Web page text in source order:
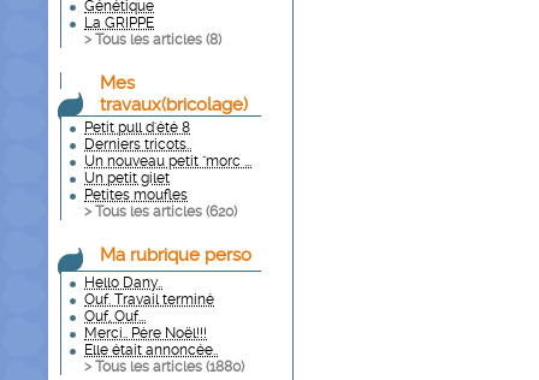
Génétique
La GRIPPE
> Tous les articles (8)
Mes
travaux(bricolage)
Petit pull d'été 8
Derniers tricots..
Un nouveau petit "morc ...
Un petit gilet
Petites moufles
> Tous les articles (620)
Ma rubrique perso
Hello Dany..
Ouf. Travail terminé
Ouf, Ouf...
Merci.. Père Noël!!!
Elle était annoncée..
> Tous les articles (1880)